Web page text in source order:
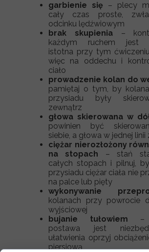
garbienie się – plecy
cały czas proste,
odcinku lędźwiowym
brak skupienia–
każdym ruchem jest
istotna przy tym
więc na oddechu i
ciało
prowadzenie kolan do
pamiętaj o tym, by
przysiadu były
zewnątrz
głowa skierowana w
powinien być
siebie, a głowa w jednej
ciężar nierozłożony
na stopach – stań
całych stopach i pilnuj,
przysiadu ciężar ciała nie
na palce lub pięty
wykonywanie
kolanach przy powrocie
wyjściowej
bujanie tułowiem –
postawa jest
ułatwienia oprzyj
piersiową